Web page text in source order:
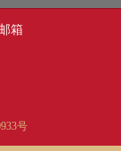
邮箱
号